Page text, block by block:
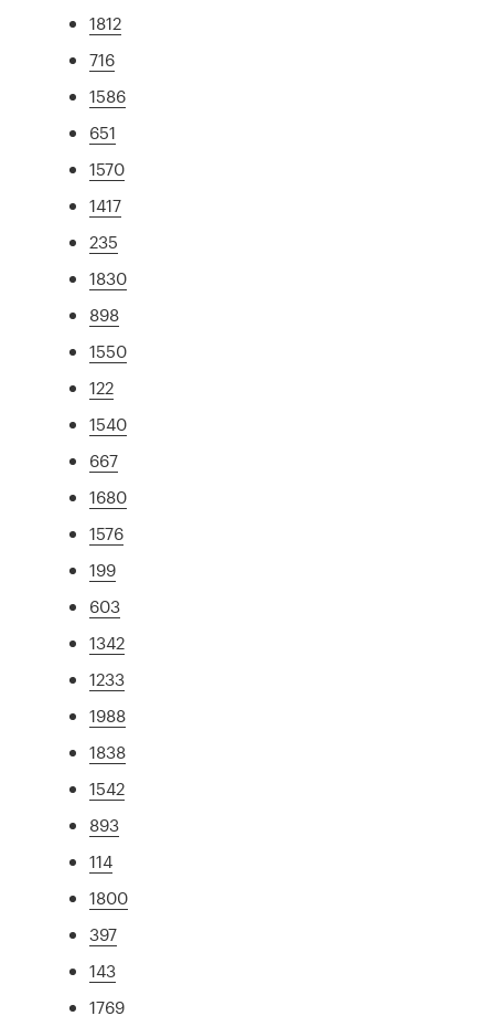
1812
716
1586
651
1570
1417
235
1830
898
1550
122
1540
667
1680
1576
199
603
1342
1233
1988
1838
1542
893
114
1800
397
143
1769